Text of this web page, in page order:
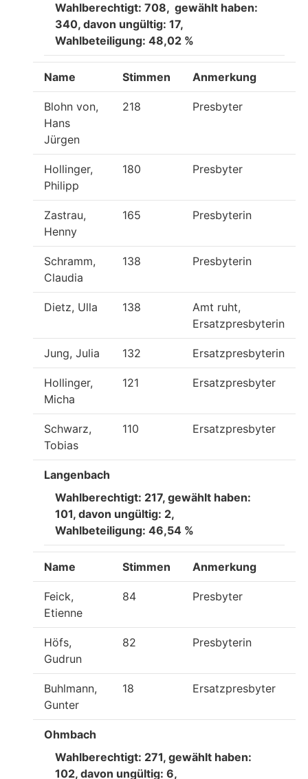
Wahlberechtigt: 708, gewählt haben:
340, davon ungültig: 17,
Wahlbeteiligung: 48,02 %
Name Stimmen Anmerkung
Blohn von,
Hans
Jürgen
218 Presbyter
Hollinger,
Philipp
180 Presbyter
Zastrau,
Henny
165 Presbyterin
Schramm,
Claudia
138 Presbyterin
Dietz, Ulla 138
Amt ruht,
Ersatzpresbyterin
Jung, Julia 132 Ersatzpresbyterin
Hollinger,
Micha
121 Ersatzpresbyter
Schwarz,
Tobias
110 Ersatzpresbyter
Langenbach
Wahlberechtigt: 217, gewählt haben:
101, davon ungültig: 2,
Wahlbeteiligung: 46,54 %
Name Stimmen Anmerkung
Feick,
Etienne
84 Presbyter
Höfs,
Gudrun
82 Presbyterin
Buhlmann,
Gunter
18 Ersatzpresbyter
Ohmbach
Wahlberechtigt: 271, gewählt haben:
102, davon ungültig: 6,